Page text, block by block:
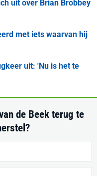
uit over Brian Brobbey
met iets waarvan hij
uit: 'Nu is het te
de Beek terug te